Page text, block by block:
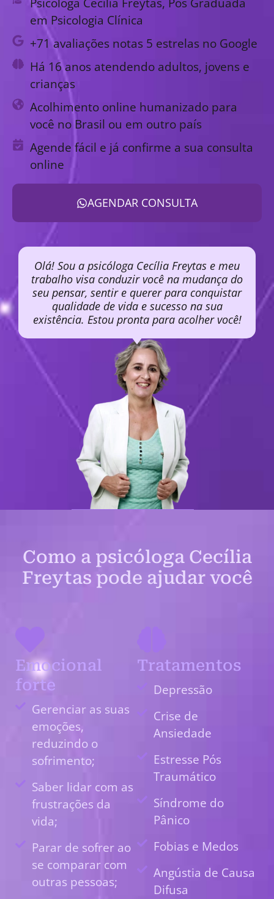
em Psicologia Clínica
+71 avaliações notas 5 estrelas no Google
Há 16 anos atendendo adultos, jovens e
crianças
Acolhimento online humanizado para
você no Brasil ou em outro país
Agende fácil e já confirme a sua consulta
online
AGENDAR CONSULTA
Olá! Sou a psicóloga Cecília Freytas e meu
trabalho visa conduzir você na mudança do
seu pensar, sentir e querer para conquistar
qualidade de vida e sucesso na sua
existência. Estou pronta para acolher você!
Como a psicóloga Cecília
Freytas pode ajudar você
Emocional
forte
Gerenciar as suas
emoções,
reduzindo o
sofrimento;
Saber lidar com as
frustrações da
vida;
Parar de sofrer ao
se comparar com
outras pessoas;
Tratamentos
Depressão
Crise de
Ansiedade
Estresse Pós
Traumático
Síndrome do
Pânico
Fobias e Medos
Angústia de Causa
Difusa